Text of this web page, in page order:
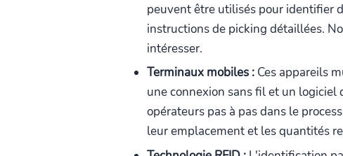
peuvent être utilisés pour identifier
instructions de picking détaillées.
intéresser.
Terminaux mobiles : Ces appareils
une connexion sans fil et un
opérateurs pas à pas dans le
leur emplacement et les quantités